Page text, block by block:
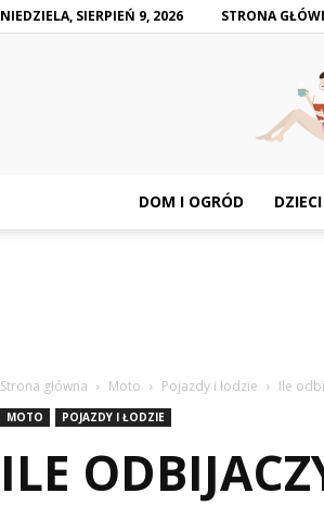
NIEDZIELA, SIERPIEŃ 9, 2026 STRONA
DOM I OGRÓD DZIECI
Strona główna Moto Pojazdy i łodzie Ile
MOTO POJAZDY I ŁODZIE
ILE